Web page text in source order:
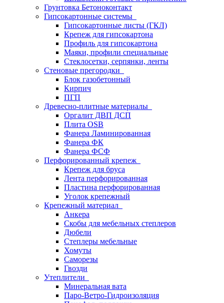
Грунтовка Бетоноконтакт
Гипсокартонные системы
Гипсокартонные листы (ГКЛ)
Крепеж для гипсокартона
Профиль для гипсокартона
Маяки, профили специальные
Стеклосетки, серпянки, ленты
Стеновые прегородки
Блок газобетонный
Кирпич
ПГП
Древесно-плитные материалы
Оргалит ДВП ДСП
Плита OSB
Фанера Ламинированная
Фанера ФК
Фанера ФСФ
Перфорированный крепеж
Крепеж для бруса
Лента перфорированная
Пластина перфорированная
Уголок крепежный
Крепежный материал
Анкера
Скобы для мебельных степлеров
Дюбели
Степлеры мебельные
Хомуты
Саморезы
Гвозди
Утеплители
Минеральная вата
Паро-Ветро-Гидроизоляция